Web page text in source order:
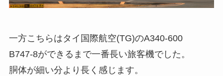
一方こちらはタイ国際航空(TG)のA340-600
B747-8ができるまで一番長い旅客機でした。
胴体が細い分より長く感じます。